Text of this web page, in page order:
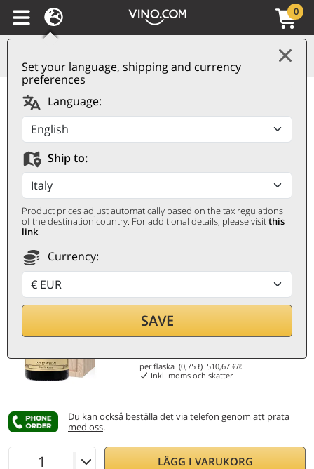
Set your language, shipping and currency
preferences
Language:
Ship to:
Product prices adjust automatically based on the tax regulations
of the destination country. For additional details, please visitthis
link.
Currency:
SAVE
0
Echézeaux AOC Grand
Cru Famille Gagey 2018
Louis Jadot
LOUIS JADOT
0,75 ℓ, Trälåda
383€
per flaska (0,75 ℓ) 510,67€/ℓ
Inkl. moms och skatter
Du kan också beställa det via telefon genom att prata
med oss.
LÄGG I VARUKORG